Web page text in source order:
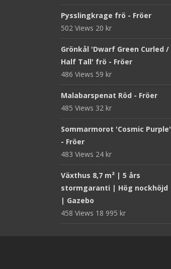
Pysslingkrage frö - Fröer
502 Views 20 kr
Grönkål 'Dwarf Green Curled /
Half Tall' frö - Fröer
486 Views 59 kr
Malabarspenat Röd - Fröer
485 Views 32 kr
Sommarmorot 'Cosmic Purple'
- Fröer
483 Views 24 kr
Växthus 8,7 m² | 5 års
stormgaranti | Hög nockhöjd
| Gazebo
458 Views 18 995 kr